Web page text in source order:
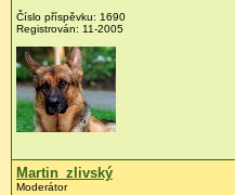
Číslo příspěvku: 1690
Registrován: 11-2005
Martin_zlivský
Moderátor